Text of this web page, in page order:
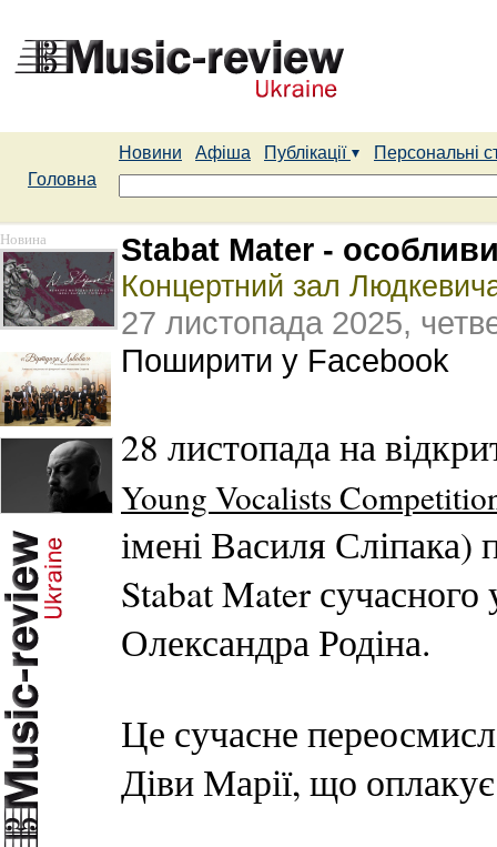
Новини Афіша Публікації
Персональні
Головна
Новина Stabat Mater -
Концертний зал
27 листопада 2025,
Поширити у Facebook
28 листопада на
Young Vocalists
імені Василя
Stabat Mater сучасного
Олександра Родіна.
Це сучасне
Діви Марії, що